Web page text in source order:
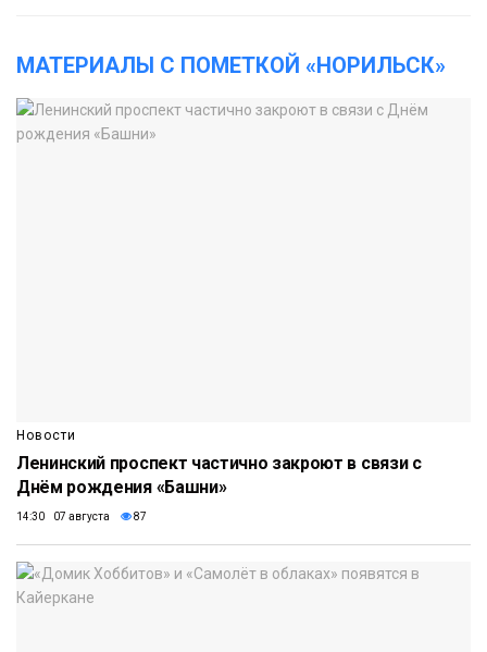
МАТЕРИАЛЫ С ПОМЕТКОЙ «НОРИЛЬСК»
Новости
Ленинский проспект частично закроют в связи с
Днём рождения «Башни»
14:30 07 августа 87